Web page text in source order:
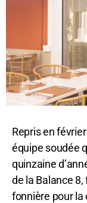
Repris en
équipe soudée
quinzaine
de la Balance
fonnière pour la